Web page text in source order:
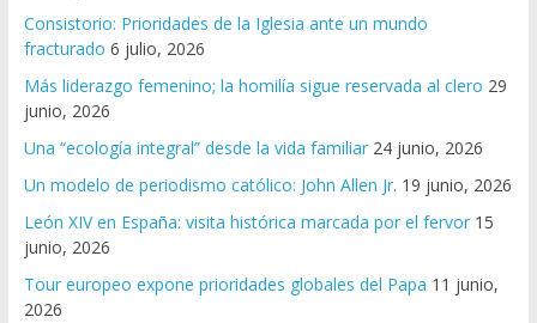
Consistorio: Prioridades de la Iglesia ante un mundo
fracturado 6 julio, 2026
Más liderazgo femenino; la homilía sigue reservada al clero 29
junio, 2026
Una “ecología integral” desde la vida familiar 24 junio, 2026
Un modelo de periodismo católico: John Allen Jr. 19 junio, 2026
León XIV en España: visita histórica marcada por el fervor 15
junio, 2026
Tour europeo expone prioridades globales del Papa 11 junio,
2026